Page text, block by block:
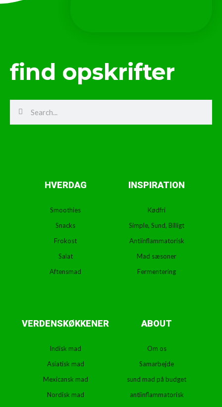
find opskrifter
HVERDAG
Smoothies
Snacks
Frokost
Salat
Aftensmad
INSPIRATION
Kødfri
Simple, Sund, Billigt
Antiinflammatorisk
Mad sæsoner
Fermentering
VERDENSKØKKENER
Indisk mad
Asiatisk mad
Mexicansk mad
Nordisk mad
ABOUT
Om os
Samarbejde
sund mad på budget
antiinflammatorisk